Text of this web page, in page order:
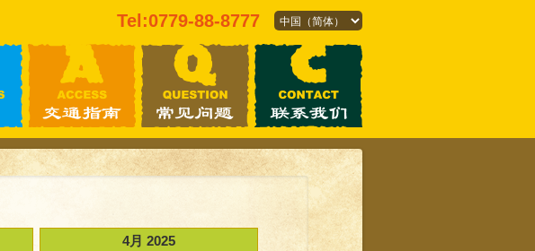
Tel:0779-88-8777
4月 2025